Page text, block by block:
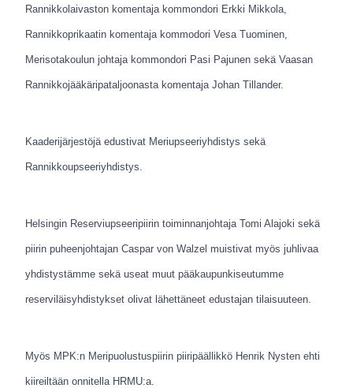
Rannikkolaivaston komentaja kommondori Erkki Mikkola,
Rannikkoprikaatin komentaja kommodori Vesa Tuominen,
Merisotakoulun johtaja kommondori Pasi Pajunen sekä Vaasan
Rannikkojääkäripataljoonasta komentaja Johan Tillander.
Kaaderijärjestöjä edustivat Meriupseeriyhdistys sekä
Rannikkoupseeriyhdistys.
Helsingin Reserviupseeripiirin toiminnanjohtaja Tomi Alajoki sekä
piirin puheenjohtajan Caspar von Walzel muistivat myös juhlivaa
yhdistystämme sekä useat muut pääkaupunkiseutumme
reserviläisyhdistykset olivat lähettäneet edustajan tilaisuuteen.
Myös MPK:n Meripuolustuspiirin piiripäällikkö Henrik Nysten ehti
kiireiltään onnitella HRMU:a.